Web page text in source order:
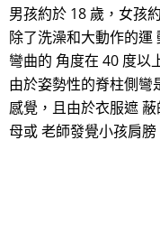
男孩約於 18 歲，女孩
除了洗澡和大動作的運
彎曲的 角度在 40 度以
由於姿勢性的脊柱側彎
感覺，且由於衣服遮
母或 老師發覺小孩肩膀